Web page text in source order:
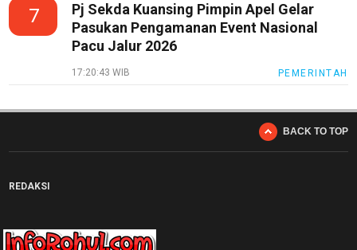
7
Pj Sekda Kuansing Pimpin Apel Gelar
Pasukan Pengamanan Event Nasional
Pacu Jalur 2026
17:20:43 WIB PEMERINTAH
BACK TO TOP
REDAKSI